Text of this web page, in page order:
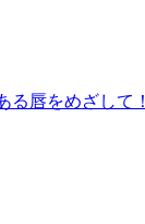
唇をめざして！